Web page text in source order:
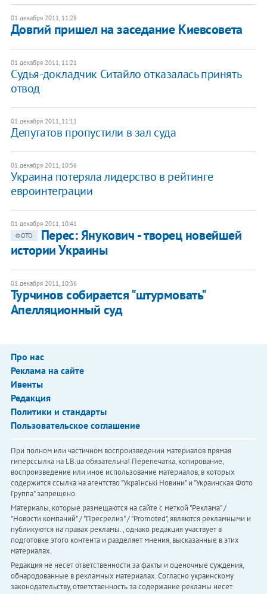
01 декабря 2011, 11:28
Довгий пришел на заседание Киевсовета
01 декабря 2011, 11:21
Судья-докладчик Ситайло отказалась принять
отвод
01 декабря 2011, 11:11
Депутатов пропустили в зал суда
01 декабря 2011, 10:56
Украина потеряла лидерство в рейтинге
евроинтеграции
01 декабря 2011, 10:41
ФОТО
​Перес: Янукович - творец новейшей
истории Украины
01 декабря 2011, 10:36
​Турчинов собирается "штурмовать"
Апелляционный суд
Про нас
Реклама на сайте
Ивенты
Редакция
Политики и стандарты
Пользовательское соглашение
При полном или частичном воспроизведении материалов прямая
гиперссылка на LB.ua обязательна! Перепечатка, копирование,
воспроизведение или иное использование материалов, в которых
содержится ссылка на агентство "Українськi Новини" и "Украинская Фото
Группа" запрещено.
Материалы, которые размещаются на сайте с меткой "Реклама" /
"Новости компаний" / "Пресрелиз" / "Promoted", являются рекламными и
публикуются на правах рекламы. , однако редакция участвует в
подготовке этого контента и разделяет мнения, высказанные в этих
материалах.
Редакция не несет ответственности за факты и оценочные суждения,
обнародованные в рекламных материалах. Согласно украинскому
законодательству, ответственность за содержание рекламы несет